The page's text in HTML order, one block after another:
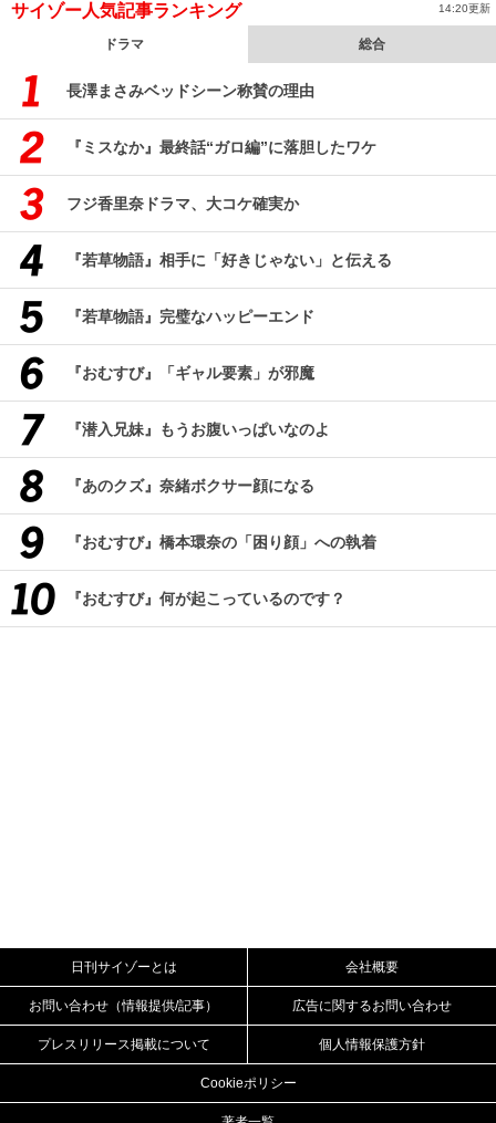
サイゾー人気記事ランキング 14:20更新
ドラマ 総合
長澤まさみベッドシーン称賛の理由
『ミスなか』最終話“ガロ編”に落胆したワケ
フジ香里奈ドラマ、大コケ確実か
『若草物語』相手に「好きじゃない」と伝える
『若草物語』完璧なハッピーエンド
『おむすび』「ギャル要素」が邪魔
『潜入兄妹』もうお腹いっぱいなのよ
『あのクズ』奈緒ボクサー顔になる
『おむすび』橋本環奈の「困り顔」への執着
『おむすび』何が起こっているのです？
日刊サイゾーとは 会社概要
お問い合わせ（情報提供/記事） 広告に関するお問い合わせ
プレスリリース掲載について 個人情報保護方針
Cookieポリシー